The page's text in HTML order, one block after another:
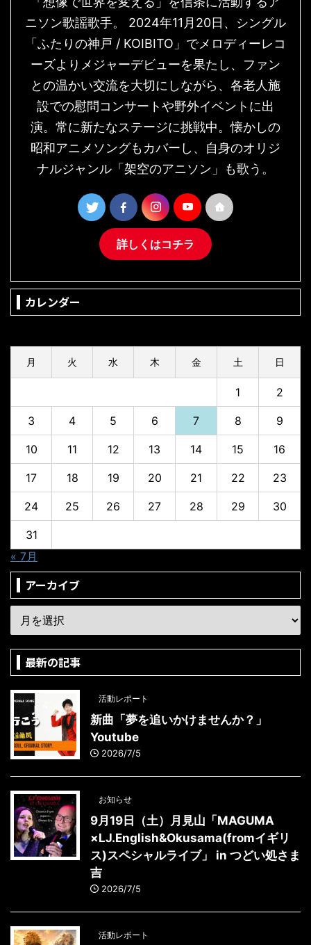
ニソン歌謡歌手。 2024年11月20日、シングル
「ふたりの神戸 / KOIBITO」でメロディーレコ
ーズよりメジャーデビューを果たし、ファン
との温かい交流を大切にしながら、各老人施
設での慰問コンサートや野外イベントに出
演。常に新たなステージに挑戦中。懐かしの
昭和アニメソングもカバーし、自身のオリジ
ナルジャンル「架空のアニソン」も歌う。
詳しくはコチラ
カレンダー
月 火 水 木 金 土 日
1 2
3 4 5 6 7 8 9
10 11 12 13 14 15 16
17 18 19 20 21 22 23
24 25 26 27 28 29 30
31
« 7月
アーカイブ
最新の記事
活動レポート
新曲「夢を追いかけませんか？」
Youtube
2026/7/5
お知らせ
9月19日（土）月見山「MAGUMA
×LJ.English&Okusama(fromイギリ
ス)スペシャルライブ」 in つどい処さま
吉
2026/7/5
活動レポート